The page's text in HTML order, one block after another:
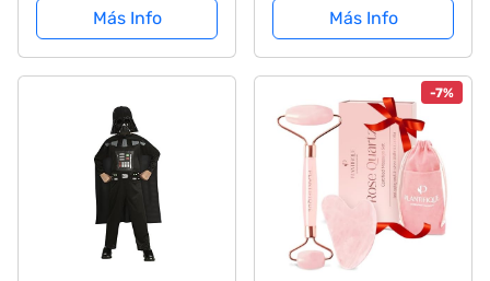
Rojo electrónico
Extensible - Juguete
para Juego de rol
Más Info
Mask Darth Vader
Más Info
-7%